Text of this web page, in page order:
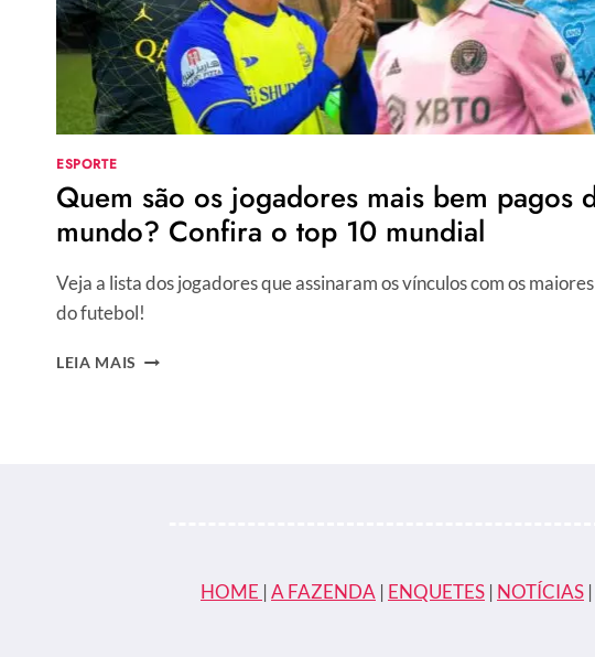
ESPORTE
Quem são os jogadores mais bem pagos
mundo? Confira o top 10 mundial
Veja a lista dos jogadores que assinaram os vínculos com os
do futebol!
LEIA MAIS QUEM
HOME | A FAZENDA | ENQUETES | NOTÍCIAS |